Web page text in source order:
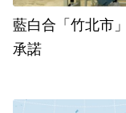
藍白合「竹北市
承諾